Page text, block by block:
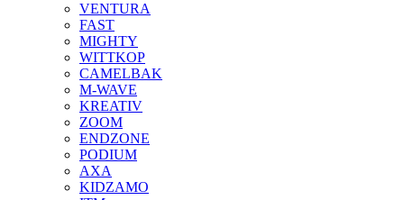
VENTURA
FAST
MIGHTY
WITTKOP
CAMELBAK
M-WAVE
KREATIV
ZOOM
ENDZONE
PODIUM
AXA
KIDZAMO